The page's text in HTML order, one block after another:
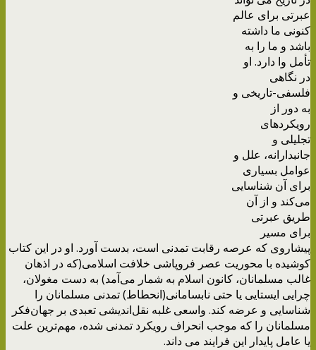
عبرتی برای عالم
کنونی ما داشته
باشد و ما را به
تأمل وا دارد. او
در نگاهی
فلسفی-تاریخی و
به ‌دور از
رویکردهای
تجلیلی و
جانبدارانه، علل و
عوامل بسیاری
برای آن شناسایی
می‌کند و از آن
طریق عبرتی
برای مسیر
پیشاروی که عرصه رقابت تمدنی است، بدست آورد. او در این کتاب
‌کوشیده با محوریت عصر فروپاشی خلافت اسلامی(که در اذهان
غالب مسلمانان، کانون اسلام به شمار می‌آمد) به دست مغولان،
چرایی ایستایی یا حتی نابسامانی(انحطاط) تمدنی مسلمانان را
شناسایی و عرضه کند. واسعی غلبه نقل‌اندیشی تعبدی بر جهان‌فکر
مسلمانان را که موجب انحراف رویکرد تمدنی شده، مهم‌ترین علت
یا عامل پایدار این فرایند می داند.